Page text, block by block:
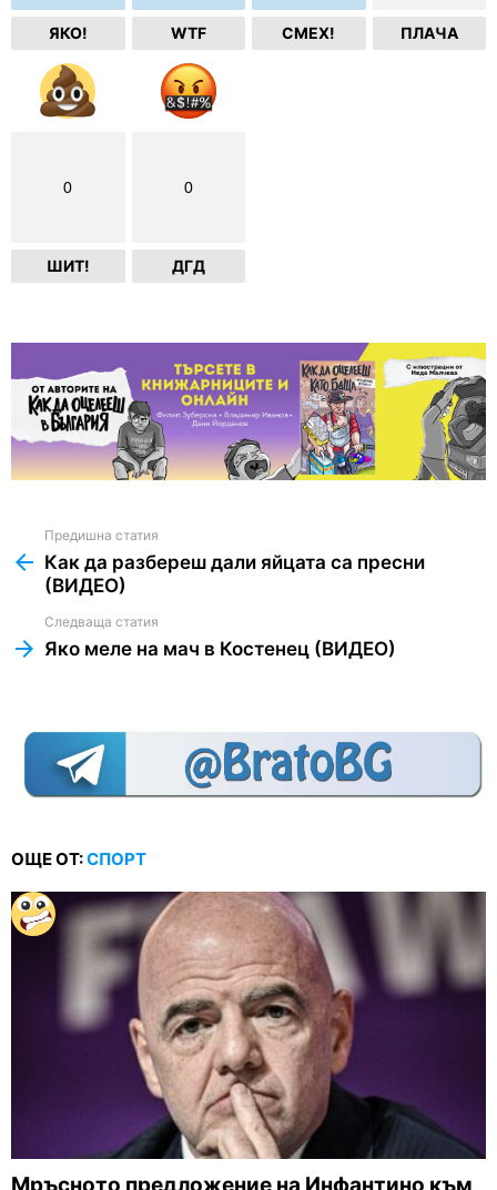
ЯКО! WTF СМЕХ! ПЛАЧА
0
ШИТ!
0
ДГД
more
Предишна статия
Как да разбереш дали яйцата са пресни
(ВИДЕО)
Следваща статия
Яко меле на мач в Костенец (ВИДЕО)
ОЩЕ ОТ:СПОРТ
Мръсното предложение на Инфантино към